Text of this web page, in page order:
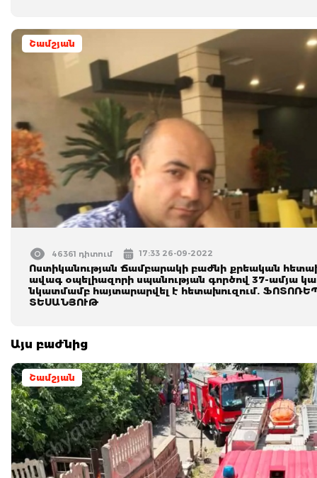
Շամշյան
46361 դիտում 17:33 26-09-2022
Ոստիկանության Ճամբարակի բաժնի քրեական
ավագ օպելիազորի սպանության գործով 37-ամյա
նկատմամբ հայտարարվել է հետախուզում.
ՏԵՍԱՆՅՈՒԹ
Այս բաժնից
Շամշյան